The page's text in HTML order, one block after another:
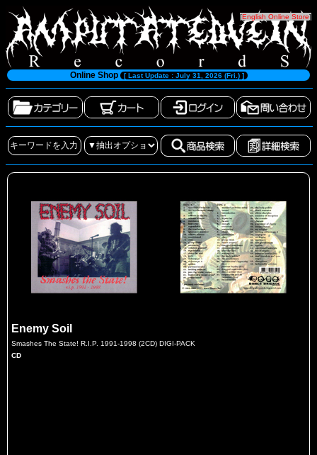
[English Online Store]
Online Shop [ Last Update : July 31, 2026 (Fri.) ]
Enemy Soil
Smashes The State! R.I.P. 1991-1998 (2CD) DIGI-PACK
CD